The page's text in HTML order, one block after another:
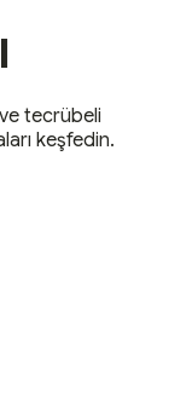
tecrübeli
keşfedin.